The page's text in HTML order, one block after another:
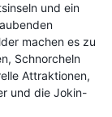
und ein
machen es zu
Schnorcheln
Attraktionen,
und die Jokin-